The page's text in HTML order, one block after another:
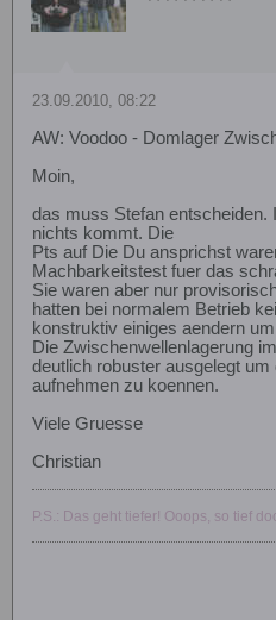
23.09.2010, 08:22
AW: Voodoo - Domlager
Moin,
das muss Stefan entscheiden.
nichts kommt. Die
Pts auf Die Du ansprichst
Machbarkeitstest fuer das
Sie waren aber nur
hatten bei normalem Betrieb
konstruktiv einiges aendern
Die Zwischenwellenlagerung
deutlich robuster ausgelegt um
aufnehmen zu koennen.
Viele Gruesse
Christian
P.S.: Das geht tiefer! Ooops, so tief